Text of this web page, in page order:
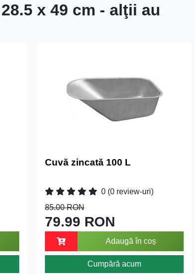
x 49 cm - alţii au
Cuvă zincată 100 L
0 (0 review-uri)
85.00 RON
79.99 RON
Adaugă în coș
Cumpără acum